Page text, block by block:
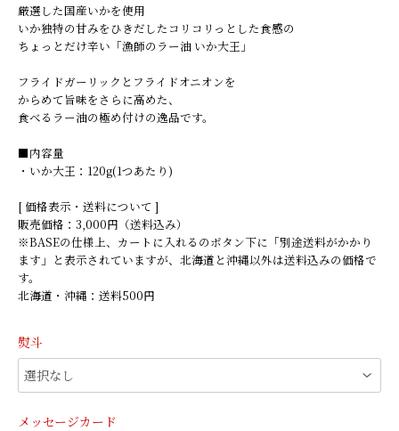
厳選した国産いかを使用
いか独特の甘みをひきだしたコリコリっとした食感の
ちょっとだけ辛い「漁師のラー油 いか大王」
フライドガーリックとフライドオニオンを
からめて旨味をさらに高めた、
食べるラー油の極め付けの逸品です。
■内容量
・いか大王：120g(1つあたり)
[ 価格表示・送料について ]
販売価格：3,000円（送料込み）
※BASEの仕様上、カートに入れるのボタン下に「別途送料がかかり
ます」と表示されていますが、北海道と沖縄以外は送料込みの価格で
す。
北海道・沖縄：送料500円
熨斗
メッセージカード